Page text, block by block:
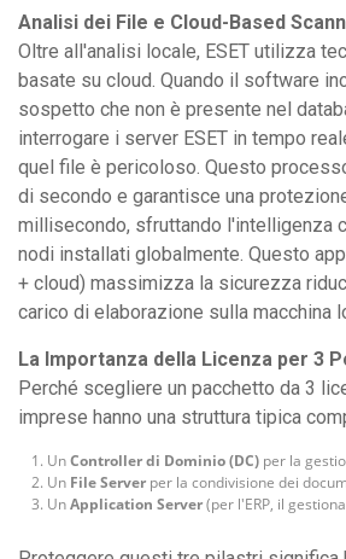
Analisi dei File e Cloud-Based
Oltre all'analisi locale, ESET utilizza
basate su cloud. Quando il software
sospetto che non è presente nel
interrogare i server ESET in tempo
quel file è pericoloso. Questo
di secondo e garantisce una
millisecondo, sfruttando l'intelligenza
nodi installati globalmente. Questo
+ cloud) massimizza la sicurezza
carico di elaborazione sulla macchina
La Importanza della Licenza per 3
Perché scegliere un pacchetto da 3
imprese hanno una struttura tipica
UnController di Dominio (DC) per la
Un File Server per la condivisione dei
UnApplication Server(per l'ERP, il